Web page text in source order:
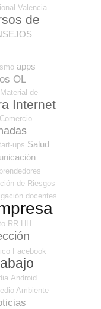
Valencia
de
apps
OL
Material de
Internet
Comercio
ups Salud
de Riesgos
docentes
RR.HH.
Facebook
Android
Ambiente